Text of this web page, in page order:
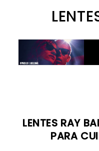
C
O
L
C
I
LENTES RAY
PARA